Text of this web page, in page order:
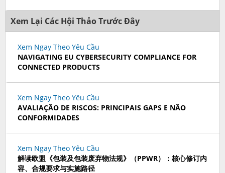
Xem Lại Các Hội Thảo Trước Đây
Xem Ngay Theo Yêu Cầu
NAVIGATING EU CYBERSECURITY COMPLIANCE FOR
CONNECTED PRODUCTS
Xem Ngay Theo Yêu Cầu
AVALIAÇÃO DE RISCOS: PRINCIPAIS GAPS E NÃO
CONFORMIDADES
Xem Ngay Theo Yêu Cầu
解读欧盟《包装及包装废弃物法规》（PPWR）：核心修订内
容、合规要求与实施路径